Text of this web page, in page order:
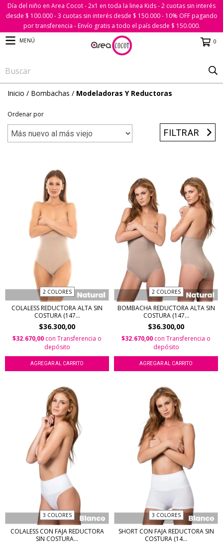
Día del niño en Area Cocot - 2x1 en toda la linea Kids - 2 cuotas sin interés
desde $ 100.000 - 3 cuotas sin interés desde $ 150.000 - 10% OFF pagando
por transferencia - Envío gratis a todo el país desde $ 150.000.
MENÚ 0
Inicio / Bombachas / Modeladoras Y Reductoras
Ordenar por
FILTRAR
2 COLORES
COLALESS REDUCTORA ALTA SIN
COSTURA (147...
$36.300,00
$32.670,00 con Transferencia o
depósito
AGREGAR AL CARRITO
2 COLORES
BOMBACHA REDUCTORA ALTA SIN
COSTURA (147...
$36.300,00
$32.670,00 con Transferencia o
depósito
AGREGAR AL CARRITO
3 COLORES
COLALESS CON FAJA REDUCTORA
SIN COSTURA...
3 COLORES
SHORT CON FAJA REDUCTORA SIN
COSTURA (14...